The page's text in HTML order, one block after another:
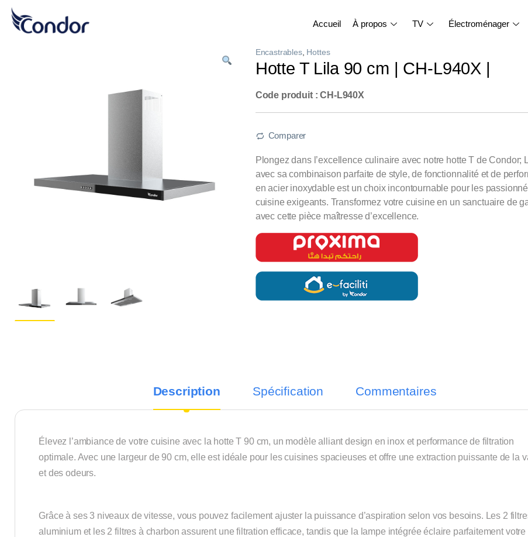
Accueil À propos TV Électroménager
Encastrables, Hottes
Hotte T Lila 90 cm | CH-L940X |
Code produit : CH-L940X
Comparer
Plongez dans l’excellence culinaire avec notre hotte T de Condor;
avec sa combinaison parfaite de style, de fonctionnalité et de
en acier inoxydable est un choix incontournable pour les
cuisine exigeants. Transformez votre cuisine en un sanctuaire de
avec cette pièce maîtresse d’excellence.
Description Spécification Commentaires
Élevez l’ambiance de votre cuisine avec la hotte T 90 cm, un modèle alliant design en inox et performance de filtration
optimale. Avec une largeur de 90 cm, elle est idéale pour les cuisines spacieuses et offre une extraction puissante de la
et des odeurs.
Grâce à ses 3 niveaux de vitesse, vous pouvez facilement ajuster la puissance d’aspiration selon vos besoins. Les 2
aluminium et les 2 filtres à charbon assurent une filtration efficace, tandis que la lampe intégrée éclaire parfaitement votre